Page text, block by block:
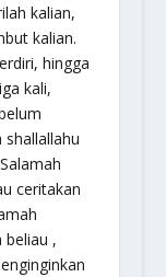
kalian,
kalian.
hingga
kali,
shallallahu
ceritakan
beliau ,